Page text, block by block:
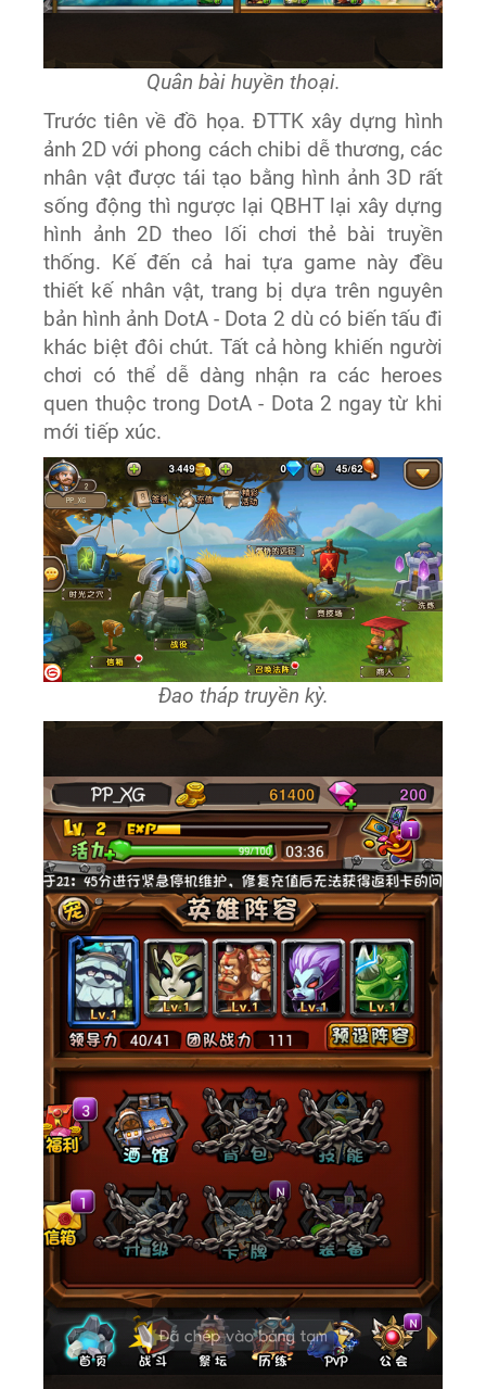
Quân bài huyền thoại.
Trước tiên về đồ họa. ĐTTK xây dựng hình
ảnh 2D với phong cách chibi dễ thương, các
nhân vật được tái tạo bằng hình ảnh 3D rất
sống động thì ngược lại QBHT lại xây dựng
hình ảnh 2D theo lối chơi thẻ bài truyền
thống. Kế đến cả hai tựa game này đều
thiết kế nhân vật, trang bị dựa trên nguyên
bản hình ảnh DotA - Dota 2 dù có biến tấu đi
khác biệt đôi chút. Tất cả hòng khiến người
chơi có thể dễ dàng nhận ra các heroes
quen thuộc trong DotA - Dota 2 ngay từ khi
mới tiếp xúc.
Đao tháp truyền kỳ.